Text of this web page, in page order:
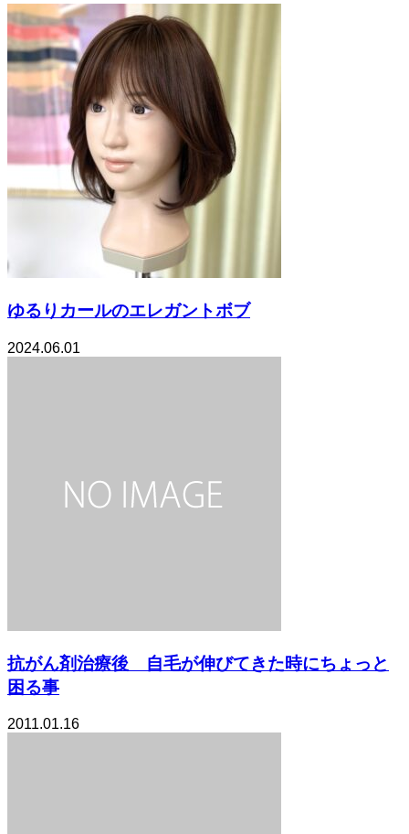
ゆるりカールのエレガントボブ
2024.06.01
抗がん剤治療後 自毛が伸びてきた時にちょっと
困る事
2011.01.16